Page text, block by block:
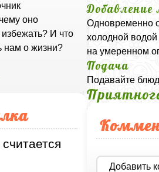
оно
избежать? И что
нам о жизни?
Одновременно
холодной
на умеренном
Подача
Подавайте
Добавить